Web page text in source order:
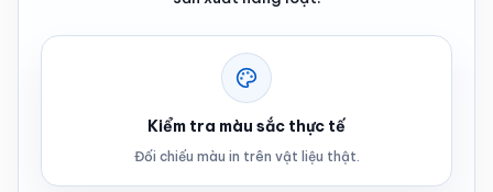
Kiểm tra màu sắc thực tế
Đối chiếu màu in trên vật liệu thật.